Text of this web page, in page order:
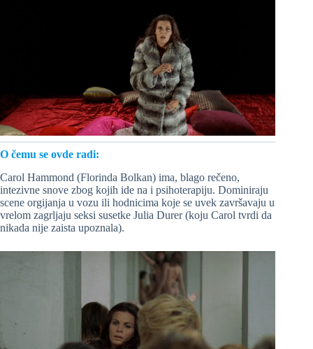
O čemu se ovde radi:
Carol Hammond (Florinda Bolkan) ima, blago rečeno,
intezivne snove zbog kojih ide na i psihoterapiju. Dominiraju
scene orgijanja u vozu ili hodnicima koje se uvek završavaju u
vrelom zagrljaju seksi susetke Julia Durer (koju Carol tvrdi da
nikada nije zaista upoznala).